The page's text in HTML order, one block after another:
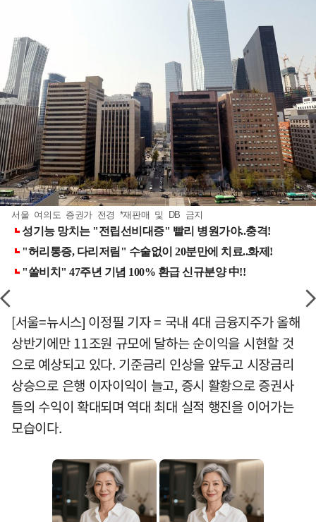
서울 여의도 증권가 전경 *재판매 및 DB 금지
[서울=뉴시스] 이정필 기자 = 국내 4대 금융지주가 올해
상반기에만 11조원 규모에 달하는 순이익을 시현할 것
으로 예상되고 있다. 기준금리 인상을 앞두고 시장금리
상승으로 은행 이자이익이 늘고, 증시 활황으로 증권사
들의 수익이 확대되며 역대 최대 실적 행진을 이어가는
모습이다.